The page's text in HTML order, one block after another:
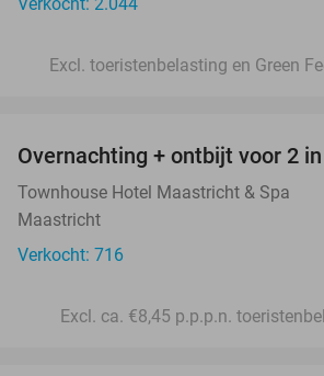
Excl. toeristenbelasting en Green
Overnachting + ontbijt voor 2
Townhouse Hotel Maastricht & Spa
Maastricht
Verkocht: 716
Excl. ca. €8,45 p.p.p.n.